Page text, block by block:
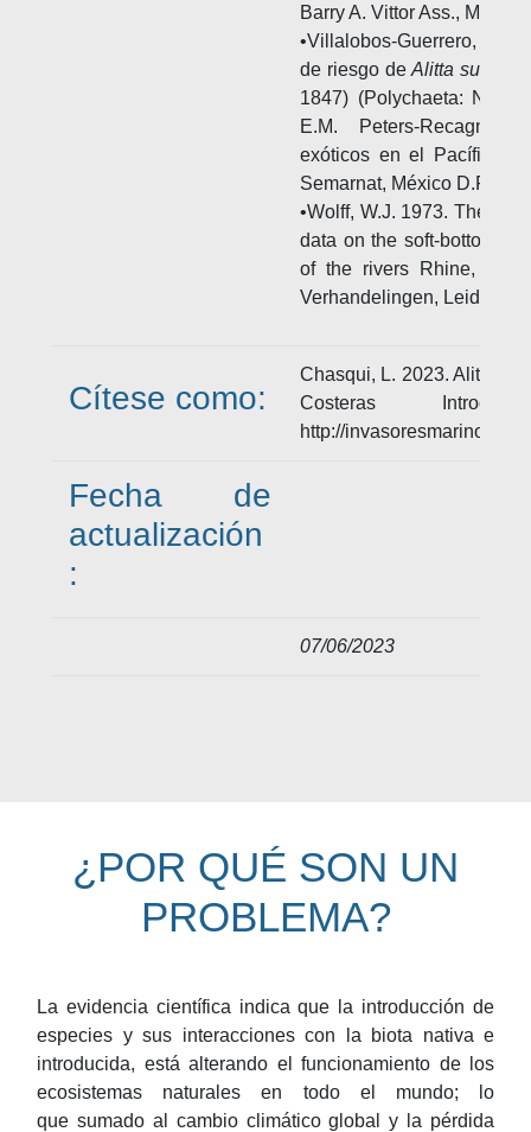
Barry A. Vittor Ass.,
•Villalobos-Guerrero,
de riesgo deAlitta
1847) (Polychaeta:
E.M. Peters-Recagno
exóticos en el Pacífico
Semarnat, México D.F.
•Wolff, W.J. 1973. The
data on the soft-bottom
of the rivers Rhine,
Verhandelingen, Leiden.
Cítese como:
Chasqui, L. 2023. Alitta
Costeras
http://
Fecha de
actualización
:
07/06/2023
¿POR QUÉ SON UN
PROBLEMA?
La evidencia científica indica que la introducción de
especies y sus interacciones con la biota nativa e
introducida, está alterando el funcionamiento de los
ecosistemas naturales en todo el mundo; lo
que sumado al cambio climático global y la pérdida